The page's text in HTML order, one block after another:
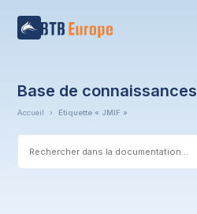
Base de connaissances
Accueil › Étiquette « JMIF »